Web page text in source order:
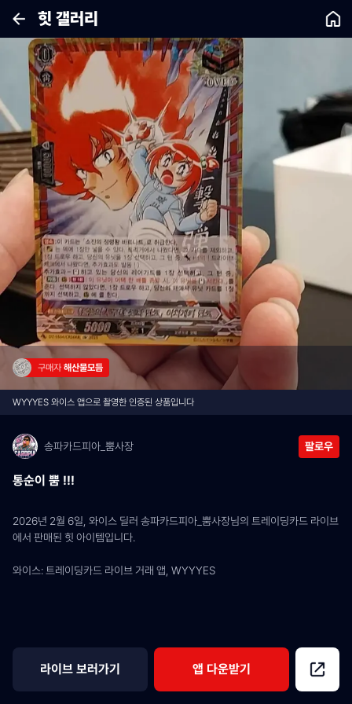
힛 갤러리
구매자 해산물모듬
WYYYES 와이스 앱으로 촬영한 인증된 상품입니다
송파카드피아_뿜사장 팔로우
통순이 뿜 !!!
2026년 2월 6일, 와이스 딜러 송파카드피아_뿜사장님의 트레이딩카드 라이브
에서 판매된 힛 아이템입니다.
와이스: 트레이딩카드 라이브 거래 앱, WYYYES
라이브 보러가기 앱 다운받기